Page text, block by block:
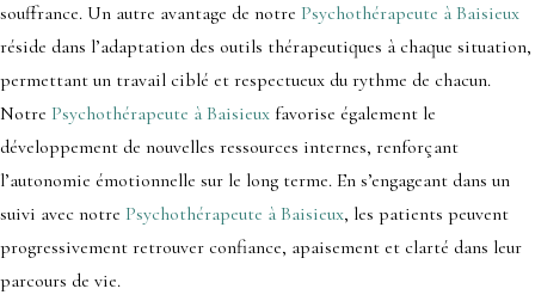
souffrance. Un autre avantage de notre Psychothérapeute à Baisieux
réside dans l’adaptation des outils thérapeutiques à chaque situation,
permettant un travail ciblé et respectueux du rythme de chacun.
Notre Psychothérapeute à Baisieux favorise également le
développement de nouvelles ressources internes, renforçant
l’autonomie émotionnelle sur le long terme. En s’engageant dans un
suivi avec notre Psychothérapeute à Baisieux, les patients peuvent
progressivement retrouver confiance, apaisement et clarté dans leur
parcours de vie.